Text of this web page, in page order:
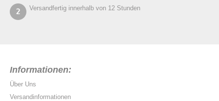
Versandfertig innerhalb von 12 Stunden
Informationen:
Über Uns
Versandinformationen